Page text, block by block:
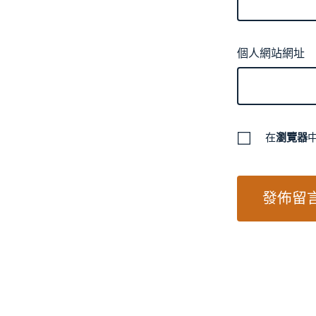
個人網站網址
在瀏覽器